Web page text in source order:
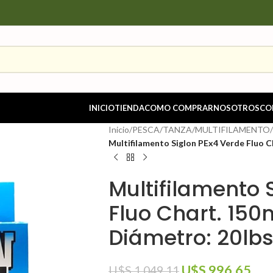
INICIOTIENDACOMO COMPRARNOSOTROS
Inicio/PESCA/TANZA/MULTIFILAMENTO/
Multifilamento Siglon PEx4 Verde Fluo
Multifilamento
Fluo Chart.
Diámetro: